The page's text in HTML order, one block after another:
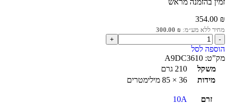
זמין בהזמנה מראש
354.00 ₪
מחיר ללא מע״מ: 300.00 ₪
הוספה לסל
מק”ט: A9DC3610
משקל
210 גרם
מידות
36 × 85 מילימטרים
זרם 10A